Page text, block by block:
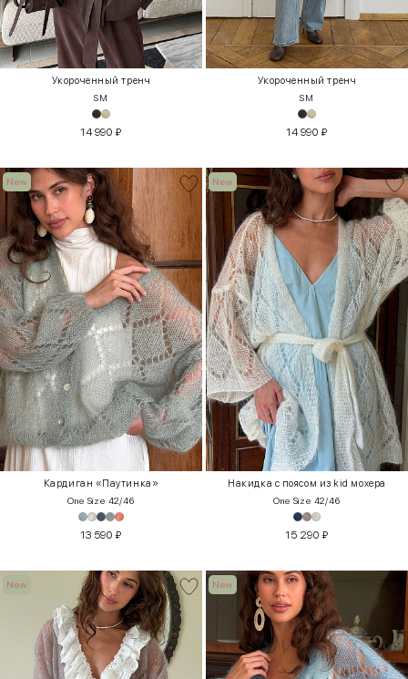
Укороченный тренч
SM
14 990 ₽
Укороченный тренч
SM
14 990 ₽
New
Кардиган «Паутинка»
One Size 42/46
13 590 ₽
New
Накидка с поясом из kid мохера
One Size 42/46
15 290 ₽
New New